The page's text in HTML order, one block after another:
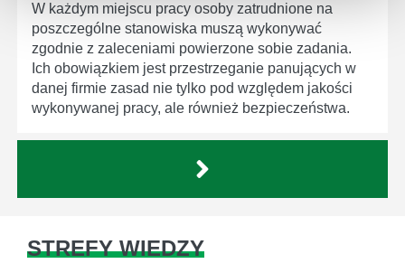
W każdym miejscu pracy osoby zatrudnione na
poszczególne stanowiska muszą wykonywać
zgodnie z zaleceniami powierzone sobie zadania.
Ich obowiązkiem jest przestrzeganie panujących w
danej firmie zasad nie tylko pod względem jakości
wykonywanej pracy, ale również bezpieczeństwa.
STREFY WIEDZY